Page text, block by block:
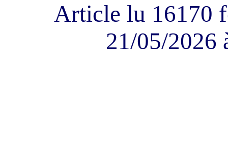
Article lu 16170
21/05/2026